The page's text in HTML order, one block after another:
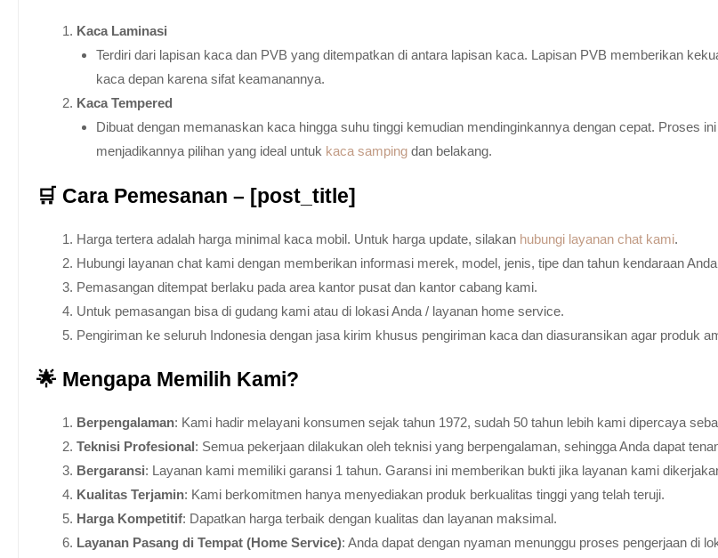
Kaca Laminasi
Terdiri dari lapisan kaca dan PVB yang ditempatkan di antara lapisan kaca. Lapisan PVB memberikan
kaca depan karena sifat keamanannya.
Kaca Tempered
Dibuat dengan memanaskan kaca hingga suhu tinggi kemudian mendinginkannya dengan cepat. Proses
menjadikannya pilihan yang ideal untuk kaca samping dan belakang.
🛒 Cara Pemesanan – [post_title]
Harga tertera adalah harga minimal kaca mobil. Untuk harga update, silakan hubungi layanan chat kami.
Hubungi layanan chat kami dengan memberikan informasi merek, model, jenis, tipe dan tahun kendaraan
Pemasangan ditempat berlaku pada area kantor pusat dan kantor cabang kami.
Untuk pemasangan bisa di gudang kami atau di lokasi Anda / layanan home service.
Pengiriman ke seluruh Indonesia dengan jasa kirim khusus pengiriman kaca dan diasuransikan agar produk
🌟 Mengapa Memilih Kami?
Berpengalaman: Kami hadir melayani konsumen sejak tahun 1972, sudah 50 tahun lebih kami dipercaya
Teknisi Profesional: Semua pekerjaan dilakukan oleh teknisi yang berpengalaman, sehingga Anda dapat
Bergaransi: Layanan kami memiliki garansi 1 tahun. Garansi ini memberikan bukti jika layanan kami
Kualitas Terjamin: Kami berkomitmen hanya menyediakan produk berkualitas tinggi yang telah teruji.
Harga Kompetitif: Dapatkan harga terbaik dengan kualitas dan layanan maksimal.
Layanan Pasang di Tempat (Home Service): Anda dapat dengan nyaman menunggu proses pengerjaan di